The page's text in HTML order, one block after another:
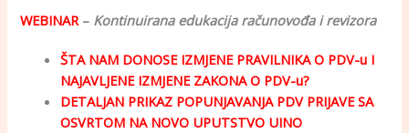
WEBINAR – Kontinuirana edukacija računovođa i revizora
ŠTA NAM DONOSE IZMJENE PRAVILNIKA O PDV-u I
NAJAVLJENE IZMJENE ZAKONA O PDV-u?
DETALJAN PRIKAZ POPUNJAVANJA PDV PRIJAVE SA
OSVRTOM NA NOVO UPUTSTVO UINO